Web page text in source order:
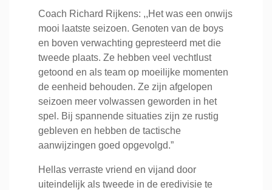
Coach Richard Rijkens: ,,Het was een onwijs
mooi laatste seizoen. Genoten van de boys
en boven verwachting gepresteerd met die
tweede plaats. Ze hebben veel vechtlust
getoond en als team op moeilijke momenten
de eenheid behouden. Ze zijn afgelopen
seizoen meer volwassen geworden in het
spel. Bij spannende situaties zijn ze rustig
gebleven en hebben de tactische
aanwijzingen goed opgevolgd.”
Hellas verraste vriend en vijand door
uiteindelijk als tweede in de eredivisie te